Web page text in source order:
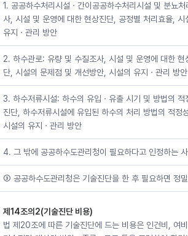
1. 공공하수처리시설ㆍ간이공공하수처리시설 및 분뇨
사, 시설 및 운영에 대한 현상진단, 공정별 처리효율,
유지ㆍ관리 방안
2. 하수관로: 유량 및 수질조사, 시설 및 운영에 대한
단, 시설의 문제점 및 개선방안, 시설의 유지ㆍ관리 방안
3. 하수저류시설: 하수의 유입ㆍ유출 시기 및 방법의
진단, 하수저류시설에 유입된 하수의 처리 방법의 적정
시설의 유지ㆍ관리 방안
4. 그 밖에 공공하수도관리청이 필요하다고 인정하는
③ 공공하수도관리청은 기술진단을 한 후 필요하면 정
제14조의2(기술진단 비용)
법 제20조에 따른 기술진단에 드는 비용은 인건비, 여